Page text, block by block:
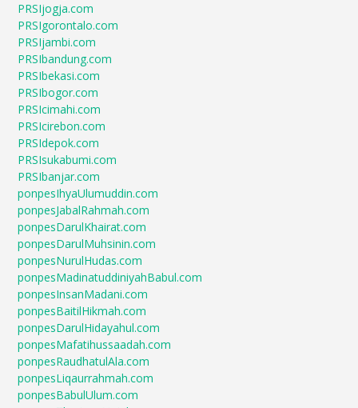
PRSIjogja.com
PRSIgorontalo.com
PRSIjambi.com
PRSIbandung.com
PRSIbekasi.com
PRSIbogor.com
PRSIcimahi.com
PRSIcirebon.com
PRSIdepok.com
PRSIsukabumi.com
PRSIbanjar.com
ponpesIhyaUlumuddin.com
ponpesJabalRahmah.com
ponpesDarulKhairat.com
ponpesDarulMuhsinin.com
ponpesNurulHudas.com
ponpesMadinatuddiniyahBabul.com
ponpesInsanMadani.com
ponpesBaitilHikmah.com
ponpesDarulHidayahul.com
ponpesMafatihussaadah.com
ponpesRaudhatulAla.com
ponpesLiqaurrahmah.com
ponpesBabulUlum.com